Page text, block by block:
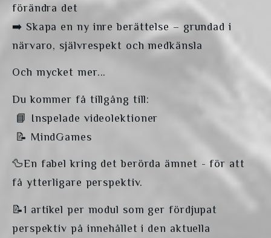
förändra det
➡️ Skapa en ny inre berättelse – grundad i
närvaro, självrespekt och medkänsla
Och mycket mer...
Du kommer få tillgång till:
📘 Inspelade videolektioner
📝 MindGames
🦆En fabel kring det berörda ämnet - för att
få ytterligare perspektiv.
📝1 artikel per modul som ger fördjupat
perspektiv på innehållet i den aktuella